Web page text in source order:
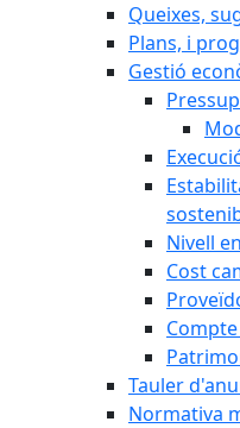
Queixes,
Plans, i
Gestió
Nivell
Cost
Tauler
Normativa